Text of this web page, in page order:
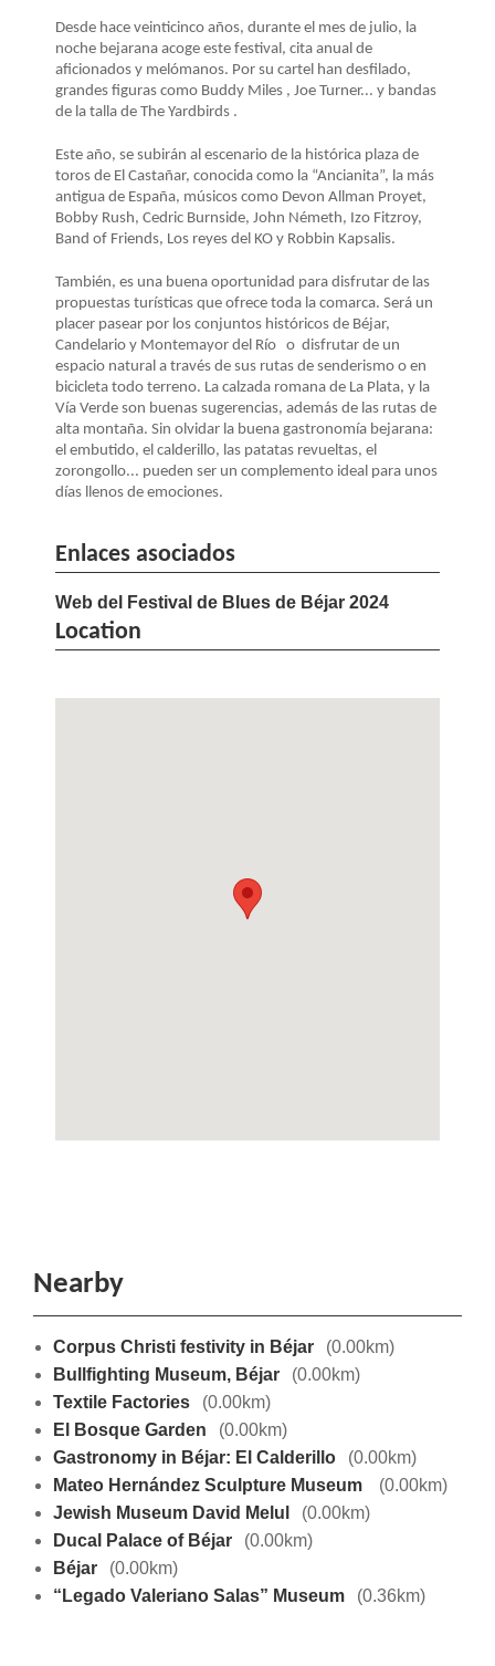
Desde hace veinticinco años, durante el mes de julio, la
noche bejarana acoge este festival, cita anual de
aficionados y melómanos. Por su cartel han desfilado,
grandes figuras como Buddy Miles , Joe Turner... y bandas
de la talla de The Yardbirds .
Este año, se subirán al escenario de la histórica plaza de
toros de El Castañar, conocida como la “Ancianita”, la más
antigua de España, músicos como Devon Allman Proyet,
Bobby Rush, Cedric Burnside, John Németh, Izo Fitzroy,
Band of Friends, Los reyes del KO y Robbin Kapsalis.
También, es una buena oportunidad para disfrutar de las
propuestas turísticas que ofrece toda la comarca. Será un
placer pasear por los conjuntos históricos de Béjar,
Candelario y Montemayor del Río o disfrutar de un
espacio natural a través de sus rutas de senderismo o en
bicicleta todo terreno. La calzada romana de La Plata, y la
Vía Verde son buenas sugerencias, además de las rutas de
alta montaña. Sin olvidar la buena gastronomía bejarana:
el embutido, el calderillo, las patatas revueltas, el
zorongollo... pueden ser un complemento ideal para unos
días llenos de emociones.
Enlaces asociados
Web del Festival de Blues de Béjar 2024
Location
Nearby
Corpus Christi festivity in Béjar
(0.00km)
Bullfighting Museum, Béjar
(0.00km)
Textile Factories
(0.00km)
El Bosque Garden
(0.00km)
Gastronomy in Béjar: El Calderillo
(0.00km)
Mateo Hernández Sculpture Museum
(0.00km)
Jewish Museum David Melul
(0.00km)
Ducal Palace of Béjar
(0.00km)
Béjar
(0.00km)
“Legado Valeriano Salas” Museum
(0.36km)